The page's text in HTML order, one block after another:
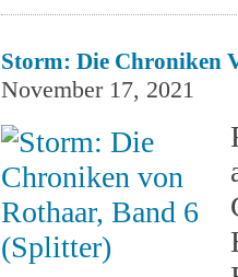
Storm: Die Chroniken
November 17, 2021